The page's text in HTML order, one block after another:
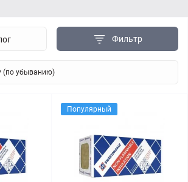
Фильтр
Популярный